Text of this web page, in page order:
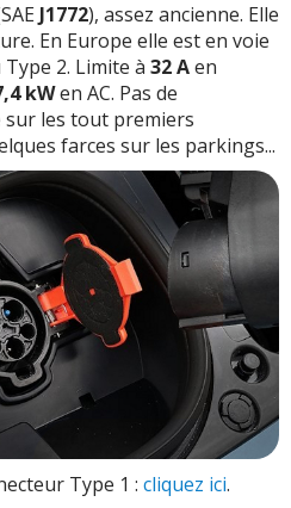
J1772), assez ancienne. Elle
En Europe elle est en voie
2. Limite à 32 Aen
kWen AC. Pas de
les tout premiers
farces sur les parkings...
Type 1 : cliquez ici.